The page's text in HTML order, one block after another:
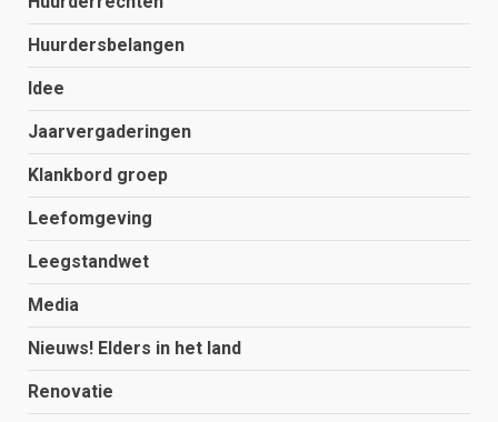
Huurdersbelangen
Idee
Jaarvergaderingen
Klankbord groep
Leefomgeving
Leegstandwet
Media
Nieuws! Elders in het land
Renovatie